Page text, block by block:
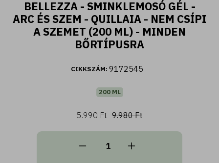
Fiori d'Oriente - Tusfürdő ylang ylang és
damaszkuszi rózsa kivonattal (400 ml)
2.590 Ft
Kosárba
BELLEZZA - SMINKLEMOSÓ GÉL -
ARC ÉS SZEM - QUILLAIA - NEM CSÍPI
A SZEMET (200 ML) - MINDEN
BŐRTÍPUSRA
CIKKSZÁM: 9172545
200 ML
5.990 Ft 9.980 Ft